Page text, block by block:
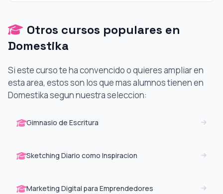
Otros cursos populares en
Domestika
Si este curso te ha convencido o quieres ampliar en
esta area, estos son los que mas alumnos tienen en
Domestika segun nuestra seleccion:
Gimnasio de Escritura
Sketching Diario como Inspiracion
Marketing Digital para Emprendedores